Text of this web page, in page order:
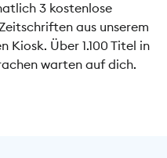
3 kostenlose
aus unserem
Kiosk. Über 1.100 Titel in
warten auf dich.